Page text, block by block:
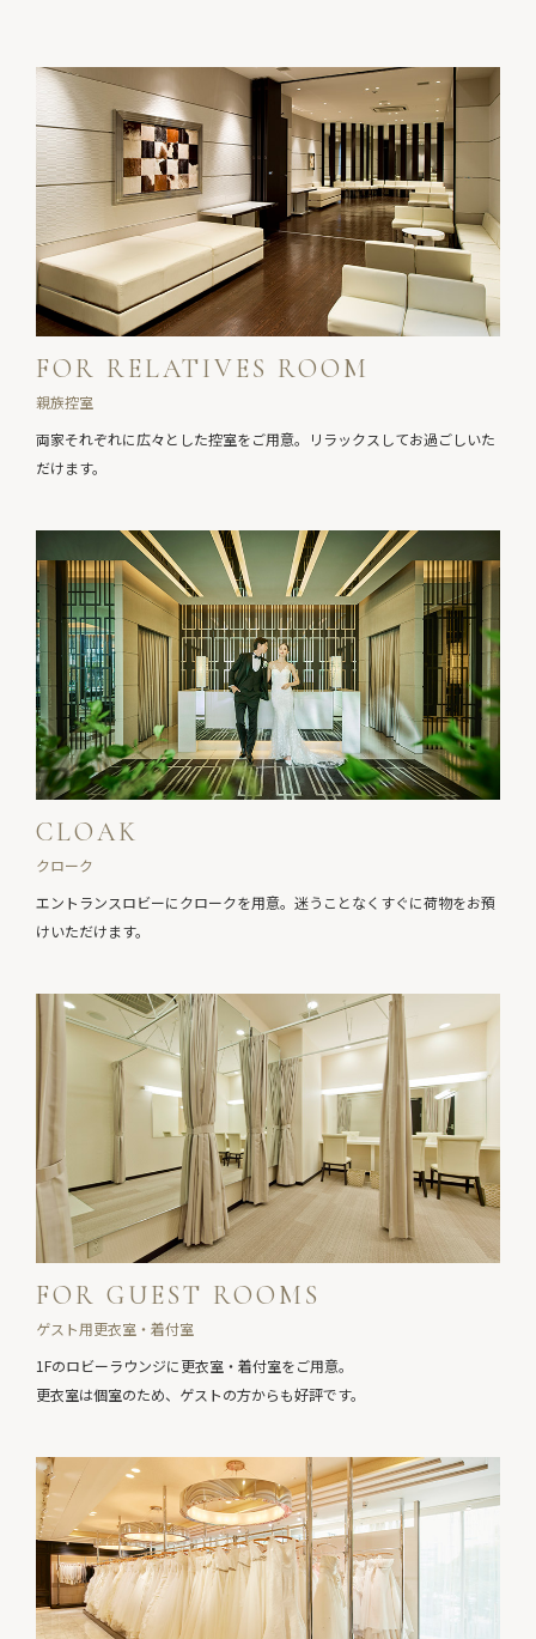
FOR RELATIVES ROOM
親族控室
両家それぞれに広々とした控室をご用意。
リラックスしてお過ごしいた
だけます。
CLOAK
クローク
エントランスロビーにクロークを用意。 迷うことなくすぐに荷物をお預
けいただけます。
FOR GUEST ROOMS
ゲスト用更衣室・着付室
1Fのロビーラウンジに更衣室・着付室をご用意。
更衣室は個室のため、ゲストの方からも好評です。